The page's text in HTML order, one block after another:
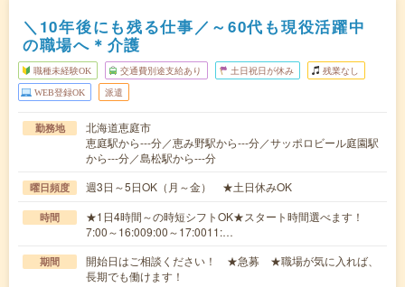
＼10年後にも残る仕事／～60代も現役活躍中
の職場へ＊介護
職種未経験OK 交通費別途支給あり 土日祝日が休み 残業なし
WEB登録OK 派遣
勤務地
北海道恵庭市
恵庭駅から---分／恵み野駅から---分／サッポロビール庭園駅
から---分／島松駅から---分
曜日頻度 週3日～5日OK（月～金） ★土日休みOK
時間
★1日4時間～の時短シフトOK★スタート時間選べます！
7:00～16:009:00～17:0011:…
期間
開始日はご相談ください！ ★急募 ★職場が気に入れば、
長期でも働けます！